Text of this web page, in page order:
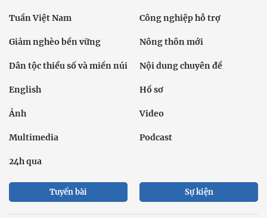
Tuần Việt Nam Công nghiệp hỗ trợ
Giảm nghèo bền vững Nông thôn mới
Dân tộc thiểu số và miền núi Nội dung chuyên đề
English Hồ sơ
Ảnh Video
Multimedia Podcast
24h qua
Tuyến bài Sự kiện